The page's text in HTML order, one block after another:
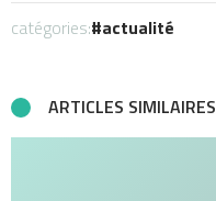
catégories: actualité
ARTICLES SIMILAIRES